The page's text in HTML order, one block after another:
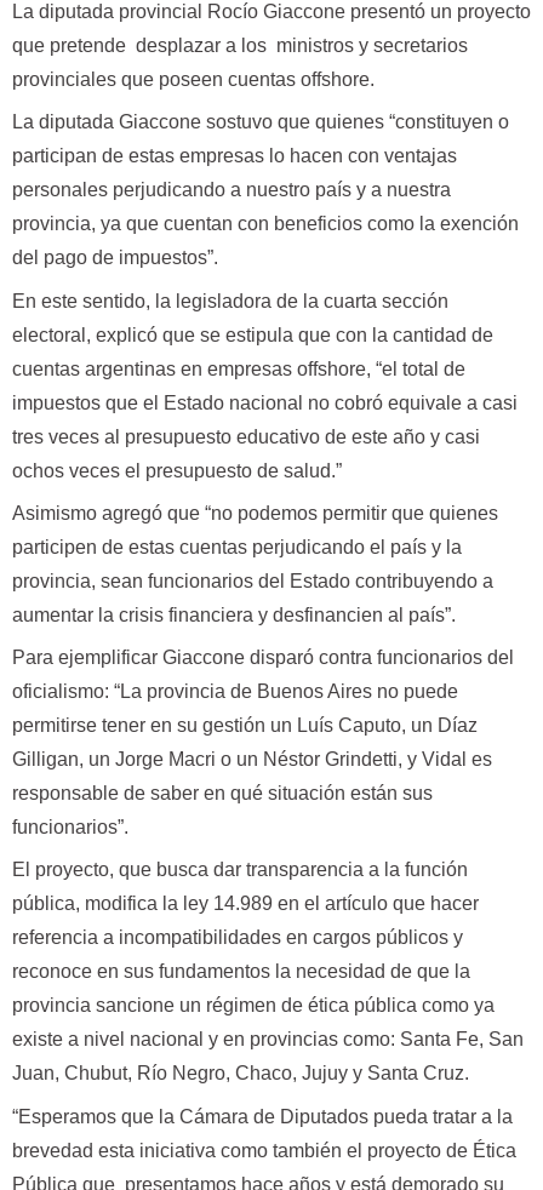
La diputada provincial Rocío Giaccone presentó un proyecto
que pretende desplazar a los ministros y secretarios
provinciales que poseen cuentas offshore.
La diputada Giaccone sostuvo que quienes “constituyen o
participan de estas empresas lo hacen con ventajas
personales perjudicando a nuestro país y a nuestra
provincia, ya que cuentan con beneficios como la exención
del pago de impuestos”.
En este sentido, la legisladora de la cuarta sección
electoral, explicó que se estipula que con la cantidad de
cuentas argentinas en empresas offshore, “el total de
impuestos que el Estado nacional no cobró equivale a casi
tres veces al presupuesto educativo de este año y casi
ochos veces el presupuesto de salud.”
Asimismo agregó que “no podemos permitir que quienes
participen de estas cuentas perjudicando el país y la
provincia, sean funcionarios del Estado contribuyendo a
aumentar la crisis financiera y desfinancien al país”.
Para ejemplificar Giaccone disparó contra funcionarios del
oficialismo: “La provincia de Buenos Aires no puede
permitirse tener en su gestión un Luís Caputo, un Díaz
Gilligan, un Jorge Macri o un Néstor Grindetti, y Vidal es
responsable de saber en qué situación están sus
funcionarios”.
El proyecto, que busca dar transparencia a la función
pública, modifica la ley 14.989 en el artículo que hacer
referencia a incompatibilidades en cargos públicos y
reconoce en sus fundamentos la necesidad de que la
provincia sancione un régimen de ética pública como ya
existe a nivel nacional y en provincias como: Santa Fe, San
Juan, Chubut, Río Negro, Chaco, Jujuy y Santa Cruz.
“Esperamos que la Cámara de Diputados pueda tratar a la
brevedad esta iniciativa como también el proyecto de Ética
Pública que presentamos hace años y está demorado su